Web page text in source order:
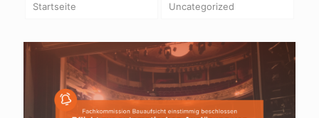
Startseite Uncategorized